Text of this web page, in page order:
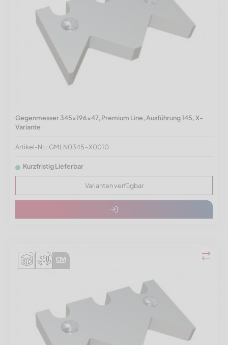
Gegenmesser 345x196x47, Premium Line, Ausführung 145, X-
Variante
Artikel-Nr.: GMLN0345-X0010
Kurzfristig Lieferbar
Varianten verfügbar